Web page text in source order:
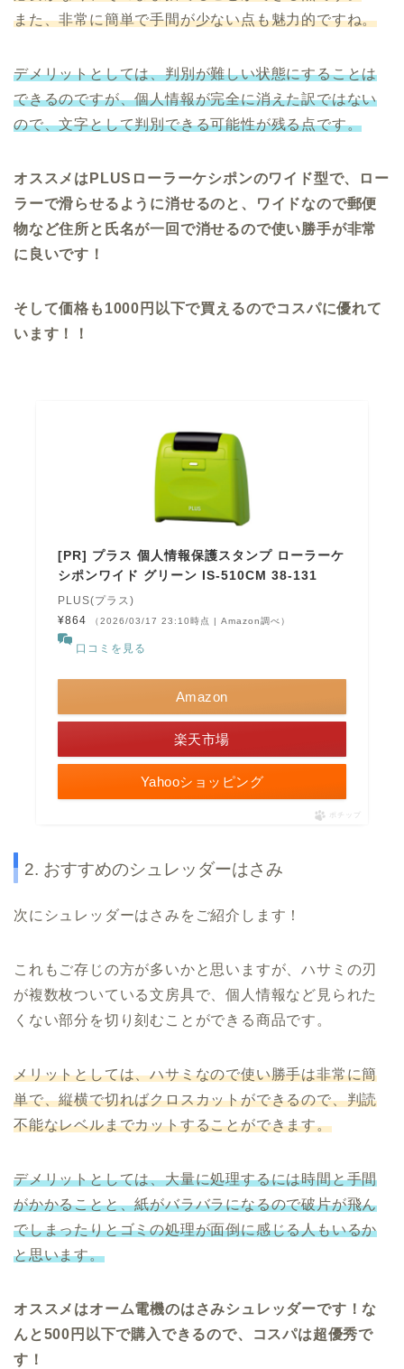
また、非常に簡単で手間が少ない点も魅力的ですね。
デメリットとしては、判別が難しい状態にすることは
できるのですが、個人情報が完全に消えた訳ではない
ので、文字として判別できる可能性が残る点です。
オススメはPLUSローラーケシポンのワイド型で、ロー
ラーで滑らせるように消せるのと、ワイドなので郵便
物など住所と氏名が一回で消せるので使い勝手が非常
に良いです！
そして価格も1000円以下で買えるのでコスパに優れて
います！！
[PR] プラス 個人情報保護スタンプ ローラーケ
シポンワイド グリーン IS-510CM 38-131
PLUS(プラス)
¥864
（2026/03/17 23:10時点 | Amazon調べ）
口コミを見る
Amazon
楽天市場
Yahooショッピング
ポチップ
2. おすすめのシュレッダーはさみ
次にシュレッダーはさみをご紹介します！
これもご存じの方が多いかと思いますが、ハサミの刃
が複数枚ついている文房具で、個人情報など見られた
くない部分を切り刻むことができる商品です。
メリットとしては、ハサミなので使い勝手は非常に簡
単で、縦横で切ればクロスカットができるので、判読
不能なレベルまでカットすることができます。
デメリットとしては、大量に処理するには時間と手間
がかかることと、紙がバラバラになるので破片が飛ん
でしまったりとゴミの処理が面倒に感じる人もいるか
と思います。
オススメはオーム電機のはさみシュレッダーです！な
んと500円以下で購入できるので、コスパは超優秀で
す！